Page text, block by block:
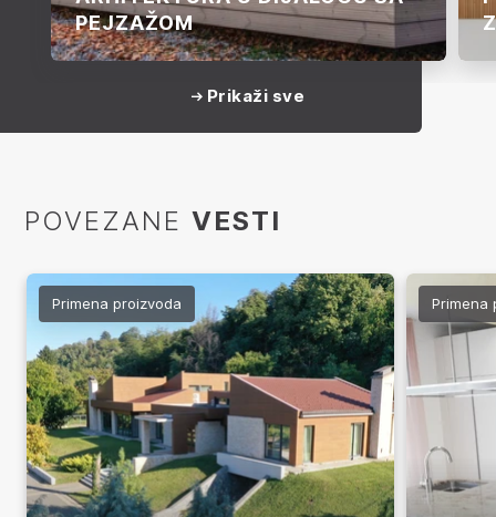
PEJZAŽOM
Prikaži sve
POVEZANE VESTI
Primena proizvoda Primena